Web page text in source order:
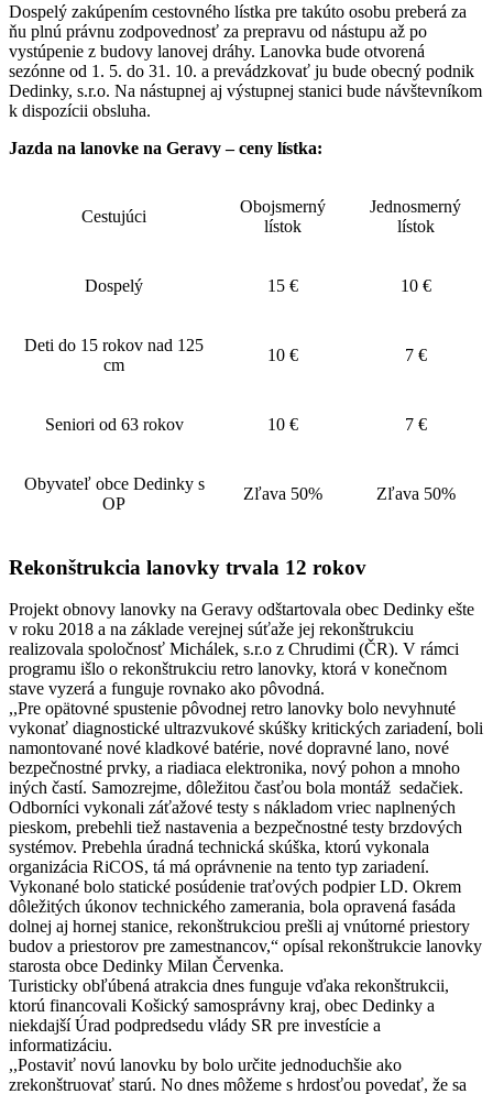
Dospelý zakúpením cestovného lístka pre takúto osobu preberá za
ňu plnú právnu zodpovednosť za prepravu od nástupu až po
vystúpenie z budovy lanovej dráhy. Lanovka bude otvorená
sezónne od 1. 5. do 31. 10. a prevádzkovať ju bude obecný podnik
Dedinky, s.r.o. Na nástupnej aj výstupnej stanici bude návštevníkom
k dispozícii obsluha.
Jazda na lanovke na Geravy – ceny lístka:
Cestujúci
Obojsmerný
lístok
Jednosmerný
lístok
Dospelý 15 € 10 €
Deti do 15 rokov nad 125
cm
10 € 7 €
Seniori od 63 rokov 10 € 7 €
Obyvateľ obce Dedinky s
OP
Zľava 50% Zľava 50%
Rekonštrukcia lanovky trvala 12 rokov
Projekt obnovy lanovky na Geravy odštartovala obec Dedinky ešte
v roku 2018 a na základe verejnej súťaže jej rekonštrukciu
realizovala spoločnosť Michálek, s.r.o z Chrudimi (ČR). V rámci
programu išlo o rekonštrukciu retro lanovky, ktorá v konečnom
stave vyzerá a funguje rovnako ako pôvodná.
,,Pre opätovné spustenie pôvodnej retro lanovky bolo nevyhnuté
vykonať diagnostické ultrazvukové skúšky kritických zariadení, boli
namontované nové kladkové batérie, nové dopravné lano, nové
bezpečnostné prvky, a riadiaca elektronika, nový pohon a mnoho
iných častí. Samozrejme, dôležitou časťou bola montáž sedačiek.
Odborníci vykonali záťažové testy s nákladom vriec naplnených
pieskom, prebehli tiež nastavenia a bezpečnostné testy brzdových
systémov. Prebehla úradná technická skúška, ktorú vykonala
organizácia RiCOS, tá má oprávnenie na tento typ zariadení.
Vykonané bolo statické posúdenie traťových podpier LD. Okrem
dôležitých úkonov technického zamerania, bola opravená fasáda
dolnej aj hornej stanice, rekonštrukciou prešli aj vnútorné priestory
budov a priestorov pre zamestnancov,“ opísal rekonštrukcie lanovky
starosta obce Dedinky Milan Červenka.
Turisticky obľúbená atrakcia dnes funguje vďaka rekonštrukcii,
ktorú financovali Košický samosprávny kraj, obec Dedinky a
niekdajší Úrad podpredsedu vlády SR pre investície a
informatizáciu.
,,Postaviť novú lanovku by bolo určite jednoduchšie ako
zrekonštruovať starú. No dnes môžeme s hrdosťou povedať, že sa